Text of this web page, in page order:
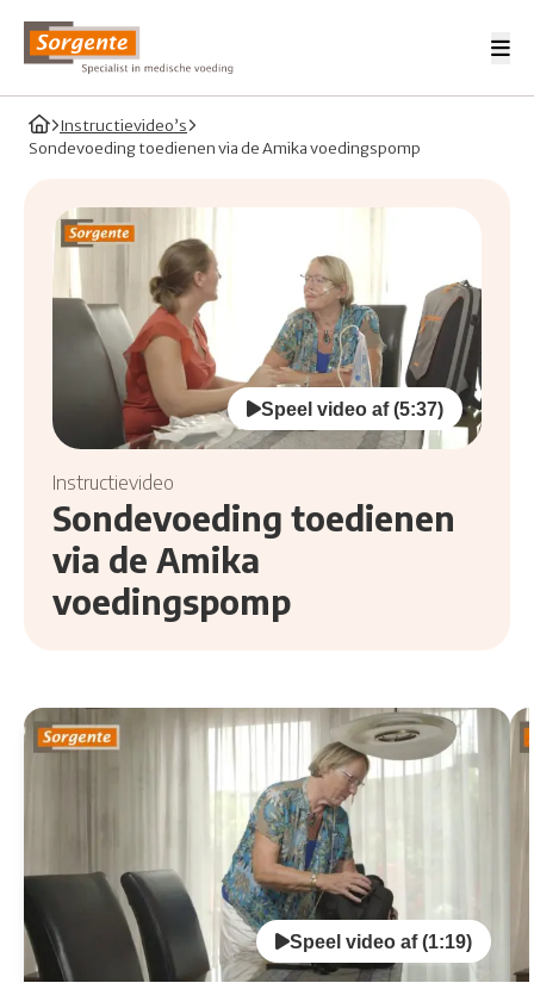
HomeInstructievideo’s
Sondevoeding toedienen via de Amika voedingspomp
Sondevoeding toedienen
via de Amika
voedingspomp
Instructievideo
Speel video af (5:37)
Speel video af (1:19)
Bekijk video over Naar buiten met sondevoeding bij